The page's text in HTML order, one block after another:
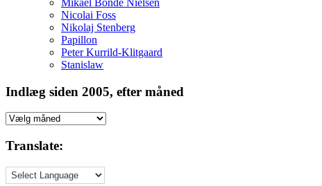
Nicolai Foss
Nikolaj Stenberg
Papillon
Peter Kurrild-Klitgaard
Stanislaw
Indlæg siden 2005, efter måned
Indlæg
2005,
måned
Translate: